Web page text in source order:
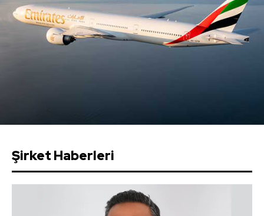
Şirket Haberleri